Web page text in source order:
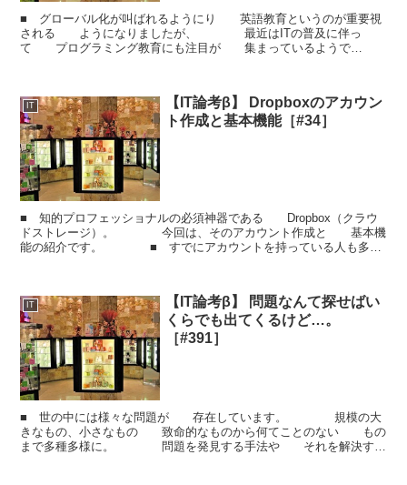
■ グローバル化が叫ばれるようにり 英語教育というのが重要視
される ようになりましたが、 最近はITの普及に伴っ
て プログラミング教育にも注目が 集まっているようで
IT
【IT論考β】 Dropboxのアカウン
ト作成と基本機能［#34］
■ 知的プロフェッショナルの必須神器である Dropbox（クラウ
ドストレージ）。 今回は、そのアカウント作成と 基本機
能の紹介です。 ■ すでにアカウントを持っている人も多い
IT
【IT論考β】 問題なんて探せばい
くらでも出てくるけど…。
［#391］
■ 世の中には様々な問題が 存在しています。 規模の大
きなもの、小さなもの 致命的なものから何てことのない もの
まで多種多様に。 問題を発見する手法や それを解決する